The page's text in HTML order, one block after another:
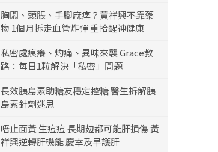
胸悶、頭脹、手腳麻痺？黃祥興不靠藥
物 1個月拆走血管炸彈 重拾醒神健康
私密處痕癢、灼痛、異味來襲 Grace教
路：每日1粒解決「私密」問題
長效胰島素助糖友穩定控糖 醫生拆解胰
島素針劑迷思
唔止面黃 生痘痘 長期攰都可能肝損傷 黃
祥興逆轉肝機能 慶幸及早護肝